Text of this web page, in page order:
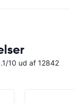
10 ud af 12842